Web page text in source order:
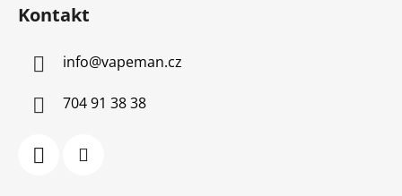
Kontakt
info@vapeman.cz
704 91 38 38